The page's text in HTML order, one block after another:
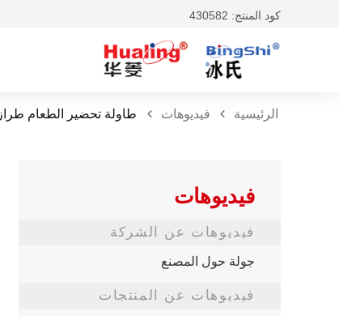
كود المنتج: 430582
الرئيسية فيديوهات طاولة تحضير الطعام طراز
فيديوهات
فيديوهات عن الشركة
جولة حول المصنع
فيديوهات عن المنتجات